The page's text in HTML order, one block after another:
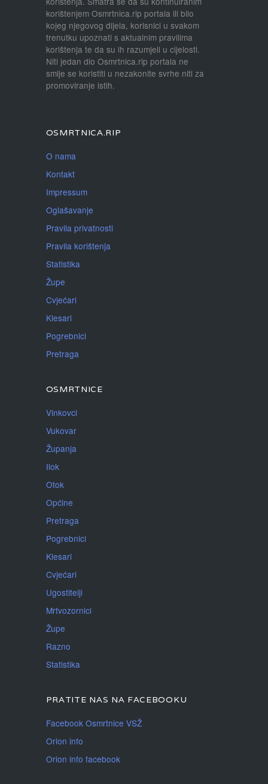
korištenjem Osmrtnica.rip portala ili bilo
kojeg njegovog dijela, korisnici u svakom
trenutku upoznati s aktualnim pravilima
korištenja te da su ih razumjeli u cijelosti.
Niti jedan dio Osmrtnica.rip portala ne
smije se koristiti u nezakonite svrhe niti za
promoviranje istih.
OSMRTNICA.RIP
O nama
Kontakt
Impressum
Oglašavanje
Pravila privatnosti
Pravila korištenja
Statistika
Župe
Cvjećari
Klesari
Pogrebnici
Pretraga
OSMRTNICE
Vinkovci
Vukovar
Županja
Ilok
Otok
Općine
Pretraga
Pogrebnici
Klesari
Cvjećari
Ugostitelji
Mrtvozornici
Župe
Razno
Statistika
PRATITE NAS NA FACEBOOKU
Facebook Osmrtnice VSŽ
Orion info
Orion info facebook